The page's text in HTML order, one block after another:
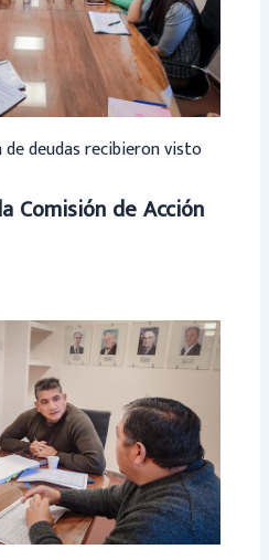
de deudas recibieron visto
Comisión de Acción